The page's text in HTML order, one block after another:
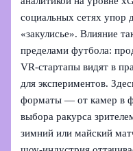
социальных сетях упор
«закулисье». Влияние
пределами футбола:
VR‑стартапы видят в
для экспериментов.
форматы — от камер в
выбора ракурса
зимний или майский